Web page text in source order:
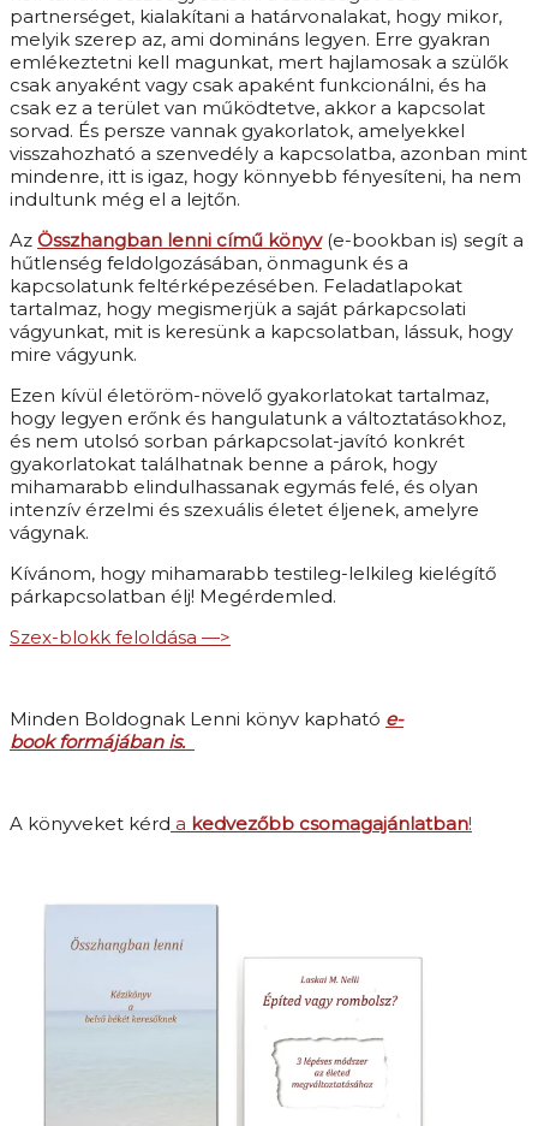
partnerséget, kialakítani a határvonalakat, hogy mikor,
melyik szerep az, ami domináns legyen. Erre gyakran
emlékeztetni kell magunkat, mert hajlamosak a szülők
csak anyaként vagy csak apaként funkcionálni, és ha
csak ez a terület van működtetve, akkor a kapcsolat
sorvad. És persze vannak gyakorlatok, amelyekkel
visszahozható a szenvedély a kapcsolatba, azonban mint
mindenre, itt is igaz, hogy könnyebb fényesíteni, ha nem
indultunk még el a lejtőn.
Az Összhangban lenni című könyv(e-bookban is) segít a
hűtlenség feldolgozásában, önmagunk és a
kapcsolatunk feltérképezésében. Feladatlapokat
tartalmaz, hogy megismerjük a saját párkapcsolati
vágyunkat, mit is keresünk a kapcsolatban, lássuk, hogy
mire vágyunk.
Ezen kívül életöröm-növelő gyakorlatokat tartalmaz,
hogy legyen erőnk és hangulatunk a változtatásokhoz,
és nem utolsó sorban párkapcsolat-javító konkrét
gyakorlatokat találhatnak benne a párok, hogy
mihamarabb elindulhassanak egymás felé, és olyan
intenzív érzelmi és szexuális életet éljenek, amelyre
vágynak.
Kívánom, hogy mihamarabb testileg-lelkileg kielégítő
párkapcsolatban élj! Megérdemled.
Szex-blokk feloldása —>
Minden Boldognak Lenni könyv kapható e-
book formájában is.
A könyveket kérd a kedvezőbb csomagajánlatban!